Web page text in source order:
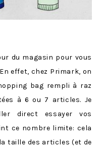
du magasin pour vous
effet, chez Primark, on
bag rempli à raz
à 6 ou 7 articles. Je
direct essayer vos
ce nombre limite: cela
taille des articles (et de